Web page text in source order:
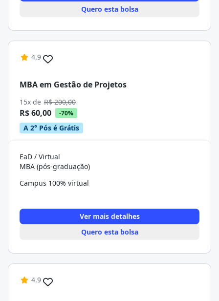
Quero esta bolsa
4.9
MBA em Gestão de Projetos
15x de R$ 200,00
R$ 60,00 -70%
A 2° Pós é Grátis
EaD / Virtual
MBA (pós-graduação)
Campus 100% virtual
Ver mais detalhes
Quero esta bolsa
4.9